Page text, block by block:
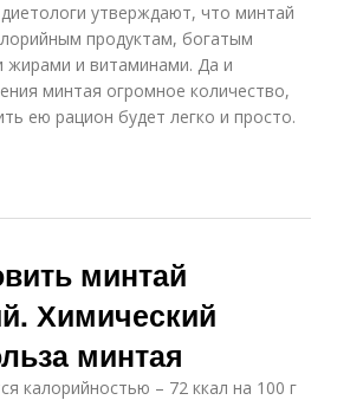
утверждают, что минтай
продуктам, богатым
жирами и витаминами. Да и
минтая огромное количество,
ею рацион будет легко и просто.
минтай
Химический
минтая
калорийностью – 72 ккал на 100 г